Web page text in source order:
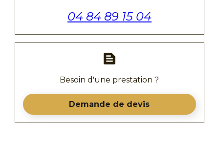
04 84 89 15 04
text_snippet
Besoin d'une prestation ?
Demande de devis